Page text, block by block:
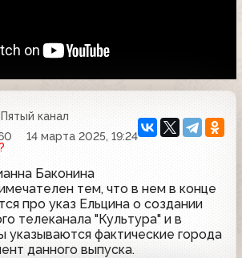
канал
14 марта 2025, 19:24
Баконина
тем, что в нем в конце
про указ Ельцина о создании
телеканала "Культура" и в
указываются фактические города
данного выпуска.